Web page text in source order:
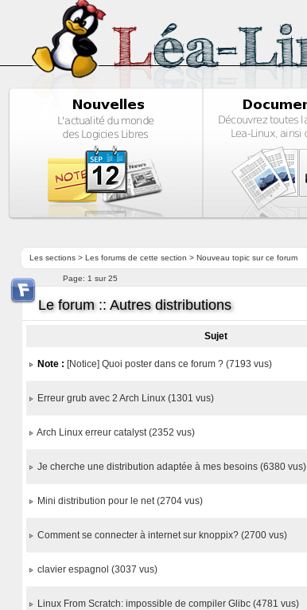
Les sections> Les forums de cette section > Nouveau topic sur ce forum
Page: 1 sur 25
Le forum :: Autres distributions
Sujet
Note : [Notice] Quoi poster dans ce forum ? (7193 vus)
Erreur grub avec 2 Arch Linux (1301 vus)
Arch Linux erreur catalyst (2352 vus)
Je cherche une distribution adaptée à mes besoins (6380 vus)
Mini distribution pour le net (2704 vus)
Comment se connecter à internet sur knoppix? (2700 vus)
clavier espagnol (3037 vus)
Linux From Scratch: impossible de compiler Glibc (4781 vus)